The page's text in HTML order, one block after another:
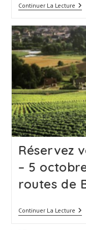
Continuer La LectureLe
:
Réservez
– 5
routes de
Continuer La Lecture